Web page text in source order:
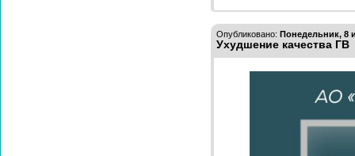
Опубликовано: Понедельник, 8
Ухудшение качества ГВ